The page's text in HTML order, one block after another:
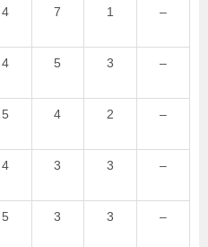
4 7 1 –
4 5 3 –
5 4 2 –
4 3 3 –
5 3 3 –